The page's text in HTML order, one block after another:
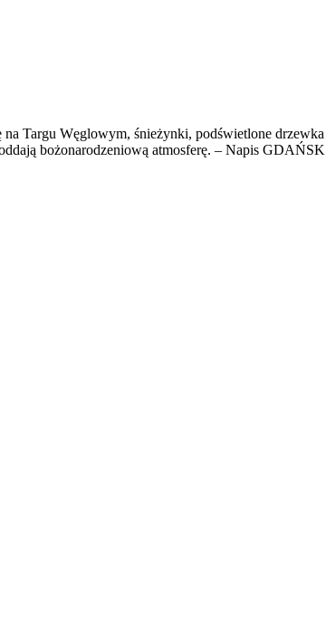
Targu Węglowym, śnieżynki, podświetlone
bożonarodzeniową atmosferę. – Napis